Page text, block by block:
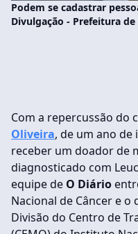
Podem se cadastrar
Divulgação - Prefeitura de
Com a repercussão do
Oliveira, de um ano de
receber um doador de
diagnosticado com
equipe de O Diário
Nacional de Câncer e o
Divisão do Centro de